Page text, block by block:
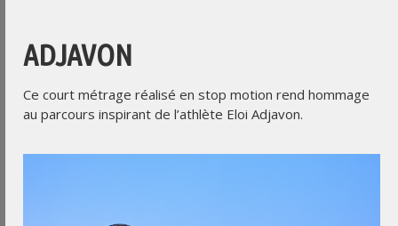
ADJAVON
Ce court métrage réalisé en stop motion rend hommage
au parcours inspirant de l’athlète Eloi Adjavon.